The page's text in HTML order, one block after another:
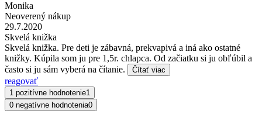
Monika
Neoverený nákup
29.7.2020
Skvelá knižka
Skvelá knižka. Pre deti je zábavná, prekvapivá a iná ako ostatné
knižky. Kúpila som ju pre 1,5r. chlapca. Od začiatku si ju obľúbil a
často si ju sám vyberá na čítanie.
Čítať viac
reagovať
1 pozitívne hodnotenie1
0 negatívne hodnotenia0